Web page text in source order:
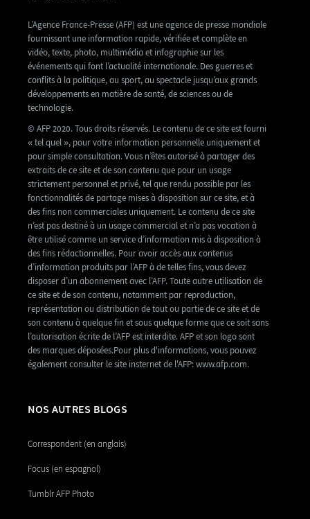
L’Agence France-Presse (AFP) est une agence de presse mondiale
fournissant une information rapide, vérifiée et complète en
vidéo, texte, photo, multimédia et infographie sur les
événements qui font l’actualité internationale. Des guerres et
conflits à la politique, au sport, au spectacle jusqu’aux grands
développements en matière de santé, de sciences ou de
technologie.
© AFP 2020. Tous droits réservés. Le contenu de ce site est fourni
« tel quel », pour votre information personnelle uniquement et
pour simple consultation. Vous n’êtes autorisé à partager des
extraits de ce site et de son contenu que pour un usage
strictement personnel et privé, tel que rendu possible par les
fonctionnalités de partage mises à disposition sur ce site, et à
des fins non commerciales uniquement. Le contenu de ce site
n’est pas destiné à un usage commercial et n’a pas vocation à
être utilisé comme un service d’information mis à disposition à
des fins rédactionnelles. Pour avoir accès aux contenus
d’information produits par l’AFP à de telles fins, vous devez
disposer d’un abonnement avec l’AFP. Toute autre utilisation de
ce site et de son contenu, notamment par reproduction,
représentation ou distribution de tout ou partie de ce site et de
son contenu à quelque fin et sous quelque forme que ce soit sans
l’autorisation écrite de l’AFP est interdite. AFP et son logo sont
des marques déposées.Pour plus d'informations, vous pouvez
également consulter le site insternet de l'AFP: www.afp.com.
NOS AUTRES BLOGS
Correspondent (en anglais)
Focus (en espagnol)
Tumblr AFP Photo